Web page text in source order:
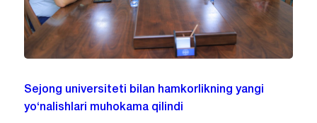
Sejong universiteti bilan hamkorlikning yangi
yo‘nalishlari muhokama qilindi